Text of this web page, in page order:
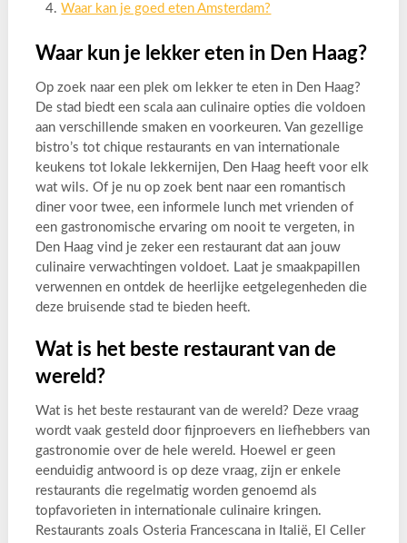
Waar kan je goed eten Amsterdam?
Waar kun je lekker eten in Den Haag?
Op zoek naar een plek om lekker te eten in Den Haag?
De stad biedt een scala aan culinaire opties die voldoen
aan verschillende smaken en voorkeuren. Van gezellige
bistro’s tot chique restaurants en van internationale
keukens tot lokale lekkernijen, Den Haag heeft voor elk
wat wils. Of je nu op zoek bent naar een romantisch
diner voor twee, een informele lunch met vrienden of
een gastronomische ervaring om nooit te vergeten, in
Den Haag vind je zeker een restaurant dat aan jouw
culinaire verwachtingen voldoet. Laat je smaakpapillen
verwennen en ontdek de heerlijke eetgelegenheden die
deze bruisende stad te bieden heeft.
Wat is het beste restaurant van de
wereld?
Wat is het beste restaurant van de wereld? Deze vraag
wordt vaak gesteld door fijnproevers en liefhebbers van
gastronomie over de hele wereld. Hoewel er geen
eenduidig antwoord is op deze vraag, zijn er enkele
restaurants die regelmatig worden genoemd als
topfavorieten in internationale culinaire kringen.
Restaurants zoals Osteria Francescana in Italië, El Celler